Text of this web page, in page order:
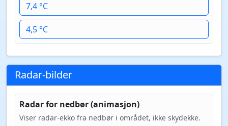
7,4 °C
4,5 °C
Radar-bilder
Radar for nedbør (animasjon)
Viser radar-ekko fra nedbør i området, ikke skydekke.